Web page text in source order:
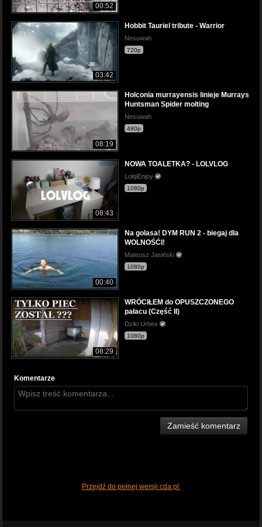
00:52
03:42
Hobbit Tauriel tribute - Warrior
Nesuwah
720p
08:19
Holconia murrayensis linieje Murrays
Huntsman Spider molting
Nesuwah
480p
08:43
NOWA TOALETKA? - LOLVLOG
LolqiEnjoy
1080p
00:40
Na golasa! DYM RUN 2 - biegaj dla
WOLNOŚĆI!
Mateusz Jasiński
1080p
08:29
WRÓCIŁEM do OPUSZCZONEGO
pałacu (Część II)
Dziki Urbex
1080p
Komentarze
Zamieść komentarz
Przejdź do pełnej wersji cda.pl